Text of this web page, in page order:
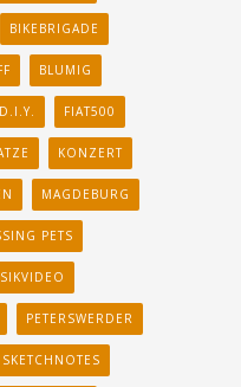
BIKEBRIGADE
BLUMIG
D.I.Y. FIAT500
KONZERT
MAGDEBURG
PETS
PETERSWERDER
SKETCHNOTES